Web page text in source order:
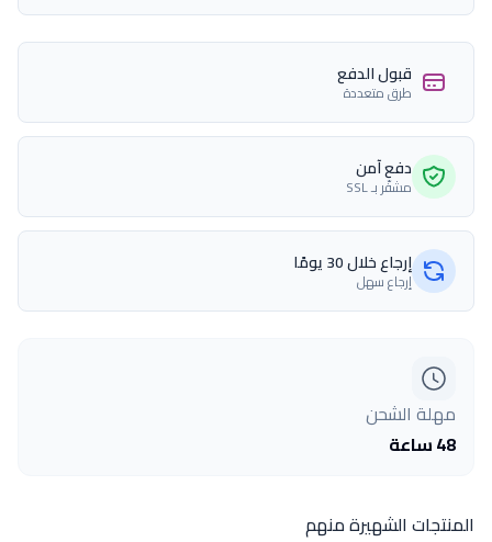
قبول الدفع
طرق متعددة
دفع آمن
مشفّر بـ SSL
إرجاع خلال 30 يومًا
إرجاع سهل
مهلة الشحن
48 ساعة
المنتجات الشهيرة منهم